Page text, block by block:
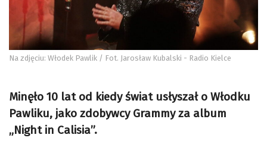
Na zdjęciu: Włodek Pawlik / Fot. Jarosław Kubalski - Radio Kielce
Minęło 10 lat od kiedy świat usłyszał o Włodku
Pawliku, jako zdobywcy Grammy za album
„Night in Calisia”.